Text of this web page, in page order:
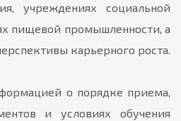
учреждениях социальной
пищевой промышленности, а
карьерного роста.
о порядке приема,
и условиях обучения